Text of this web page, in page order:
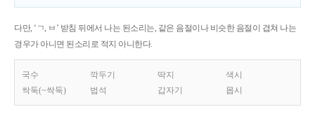
다만, ‘ㄱ, ㅂ’ 받침 뒤에서 나는 된소리는, 같은 음절이나 비슷한 음절이 겹쳐 나는
경우가 아니면 된소리로 적지 아니한다.
국수 깍두기 딱지
색시
싹둑(~싹둑)
법석 갑자기 몹시